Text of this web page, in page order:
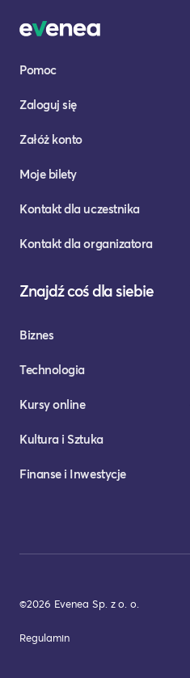
Pomoc
Zaloguj się
Załóż konto
Moje bilety
Kontakt dla uczestnika
Kontakt dla organizatora
Znajdź coś dla siebie
Biznes
Technologia
Kursy online
Kultura i Sztuka
Finanse i Inwestycje
©2026 Evenea Sp. z o. o.
Regulamin